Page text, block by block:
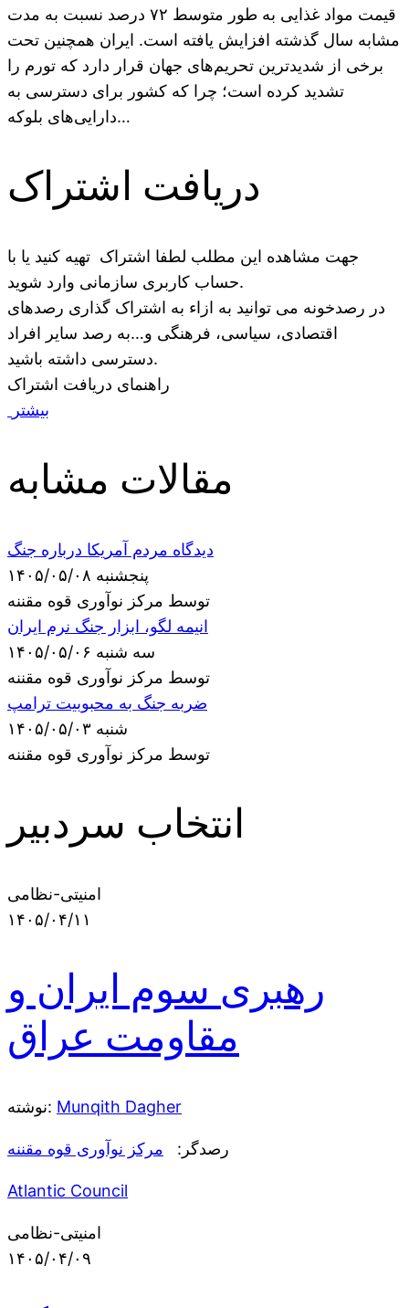
قیمت مواد غذایی به طور متوسط ۷۲ درصد نسبت به مدت
مشابه سال گذشته افزایش یافته است. ایران همچنین تحت
برخی از شدیدترین تحریم‌های جهان قرار دارد که تورم را
تشدید کرده است؛ چرا که کشور برای دسترسی به
دارایی‌های بلوکه…
دریافت اشتراک
جهت مشاهده این مطلب لطفا اشتراک تهیه کنید یا با
حساب کاربری سازمانی وارد شوید.
در رصدخونه می توانید به ازاء به اشتراک گذاری رصدهای
اقتصادی، سیاسی، فرهنگی و…به رصد سایر افراد
دسترسی داشته باشید.
راهنمای دریافت اشتراک
بیشتر
مقالات مشابه
دیدگاه مردم آمریکا درباره جنگ
پنجشنبه ۱۴۰۵/۰۵/۰۸
توسط مرکز نوآوری قوه مقننه
انیمه لگو، ابزار جنگ نرم ایران
سه شنبه ۱۴۰۵/۰۵/۰۶
توسط مرکز نوآوری قوه مقننه
ضربه جنگ به محبوبیت ترامپ
شنبه ۱۴۰۵/۰۵/۰۳
توسط مرکز نوآوری قوه مقننه
انتخاب سردبیر
امنیتی-نظامی
۱۴۰۵/۰۴/۱۱
رهبری سوم ایران و
مقاومت عراق
نوشته: Munqith Dagher
رصدگر: مرکز نوآوری قوه مقننه
Atlantic Council
امنیتی-نظامی
۱۴۰۵/۰۴/۰۹